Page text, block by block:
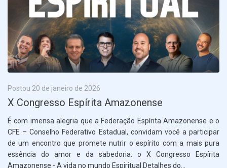
Postou 20 de janeiro de 2026
X Congresso Espírita Amazonense
É com imensa alegria que a Federação Espírita Amazonense e o
CFE – Conselho Federativo Estadual, convidam você a participar
de um encontro que promete nutrir o espírito com a mais pura
essência do amor e da sabedoria: o X Congresso Espírita
Amazonense - A vida no mundo Espiritual.Detalhes do...